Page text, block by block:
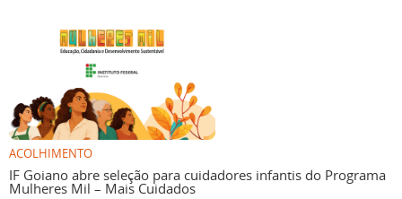
ACOLHIMENTO
IF Goiano abre seleção para cuidadores infantis do Programa
Mulheres Mil – Mais Cuidados